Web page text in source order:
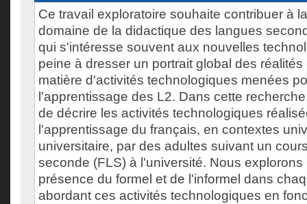
Ce travail exploratoire souhaite contribuer à
domaine de la didactique des langues
qui s'intéresse souvent aux nouvelles
peine à dresser un portrait global des réalités
matière d'activités technologiques menées
l'apprentissage des L2. Dans cette
de décrire les activités technologiques
l'apprentissage du français, en contextes
universitaire, par des adultes suivant un
seconde (FLS) à l'université. Nous explorons
présence du formel et de l'informel dans
abordant ces activités technologiques en